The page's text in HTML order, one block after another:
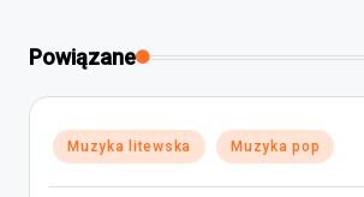
Powiązane
Posted
in
Muzyka litewska Muzyka pop